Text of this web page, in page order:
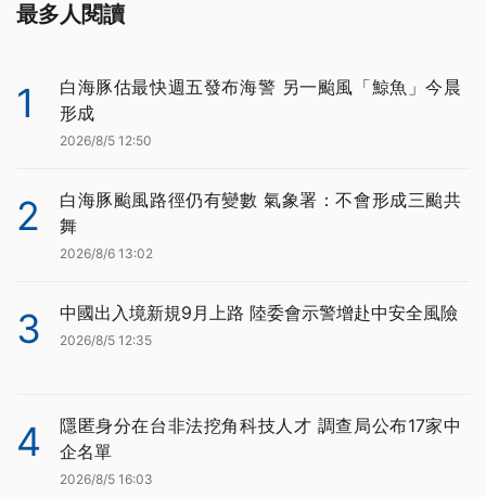
最多人閱讀
1
白海豚估最快週五發布海警 另一颱風「鯨魚」今晨
形成
2026/8/5 12:50
2
白海豚颱風路徑仍有變數 氣象署：不會形成三颱共
舞
2026/8/6 13:02
3 中國出入境新規9月上路 陸委會示警增赴中安全風險
2026/8/5 12:35
4
隱匿身分在台非法挖角科技人才 調查局公布17家中
企名單
2026/8/5 16:03